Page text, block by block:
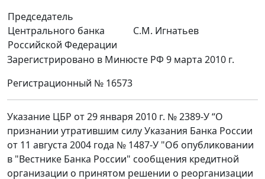
Председатель
Центрального банка
Российской Федерации
С.М. Игнатьев
Зарегистрировано в Минюсте РФ 9 марта 2010 г.
Регистрационный № 16573
Указание ЦБР от 29 января 2010 г. № 2389-У “О
признании утратившим силу Указания Банка России
от 11 августа 2004 года № 1487-У "Об опубликовании
в "Вестнике Банка России" сообщения кредитной
организации о принятом решении о реорганизации